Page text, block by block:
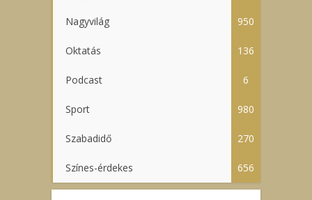
Nagyvilág 950
Oktatás 136
Podcast 6
Sport 980
Szabadidő 270
Színes-érdekes 656